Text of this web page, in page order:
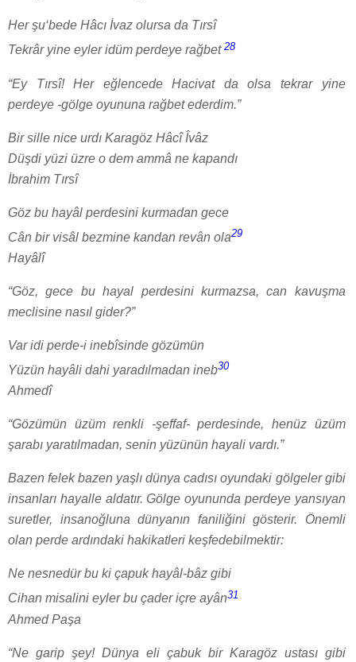
Her şu‘bede Hâcı İvaz olursa da Tırsî
Tekrâr yine eyler idüm perdeye rağbet 28
“Ey Tırsî! Her eğlencede Hacivat da olsa tekrar yine
perdeye -gölge oyununa rağbet ederdim.”
Bir sille nice urdı Karagöz Hâcî Îvâz
Düşdi yüzi üzre o dem ammâ ne kapandı
İbrahim Tırsî
Göz bu hayâl perdesini kurmadan gece
Cân bir visâl bezmine kandan revân ola29
Hayâlî
“Göz, gece bu hayal perdesini kurmazsa, can kavuşma
meclisine nasıl gider?”
Var idi perde-i inebîsinde gözümün
Yüzün hayâli dahi yaradılmadan ineb30
Ahmedî
“Gözümün üzüm renkli -şeffaf- perdesinde, henüz üzüm
şarabı yaratılmadan, senin yüzünün hayali vardı.”
Bazen felek bazen yaşlı dünya cadısı oyundaki gölgeler gibi
insanları hayalle aldatır. Gölge oyununda perdeye yansıyan
suretler, insanoğluna dünyanın faniliğini gösterir. Önemli
olan perde ardındaki hakikatleri keşfedebilmektir:
Ne nesnedür bu ki çapuk hayâl-bâz gibi
Cihan misalini eyler bu çader içre ayân31
Ahmed Paşa
“Ne garip şey! Dünya eli çabuk bir Karagöz ustası gibi